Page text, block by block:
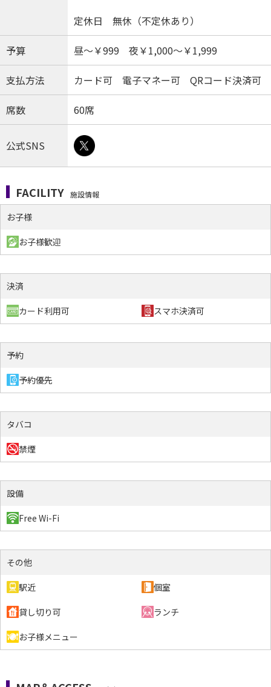
定休日 無休（不定休あり）
予算 昼～￥999 夜￥1,000～￥1,999
支払方法 カード可 電子マネー可 QRコード決済可
席数 60席
公式SNS
FACILITY 施設情報
お子様
お子様歓迎
決済
カード利用可 スマホ決済可
予約
予約優先
タバコ
禁煙
設備
Free Wi-Fi
その他
駅近 個室
貸し切り可 ランチ
お子様メニュー